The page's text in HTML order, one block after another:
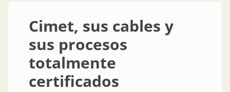
Cimet, sus cables y
sus procesos
totalmente
certificados